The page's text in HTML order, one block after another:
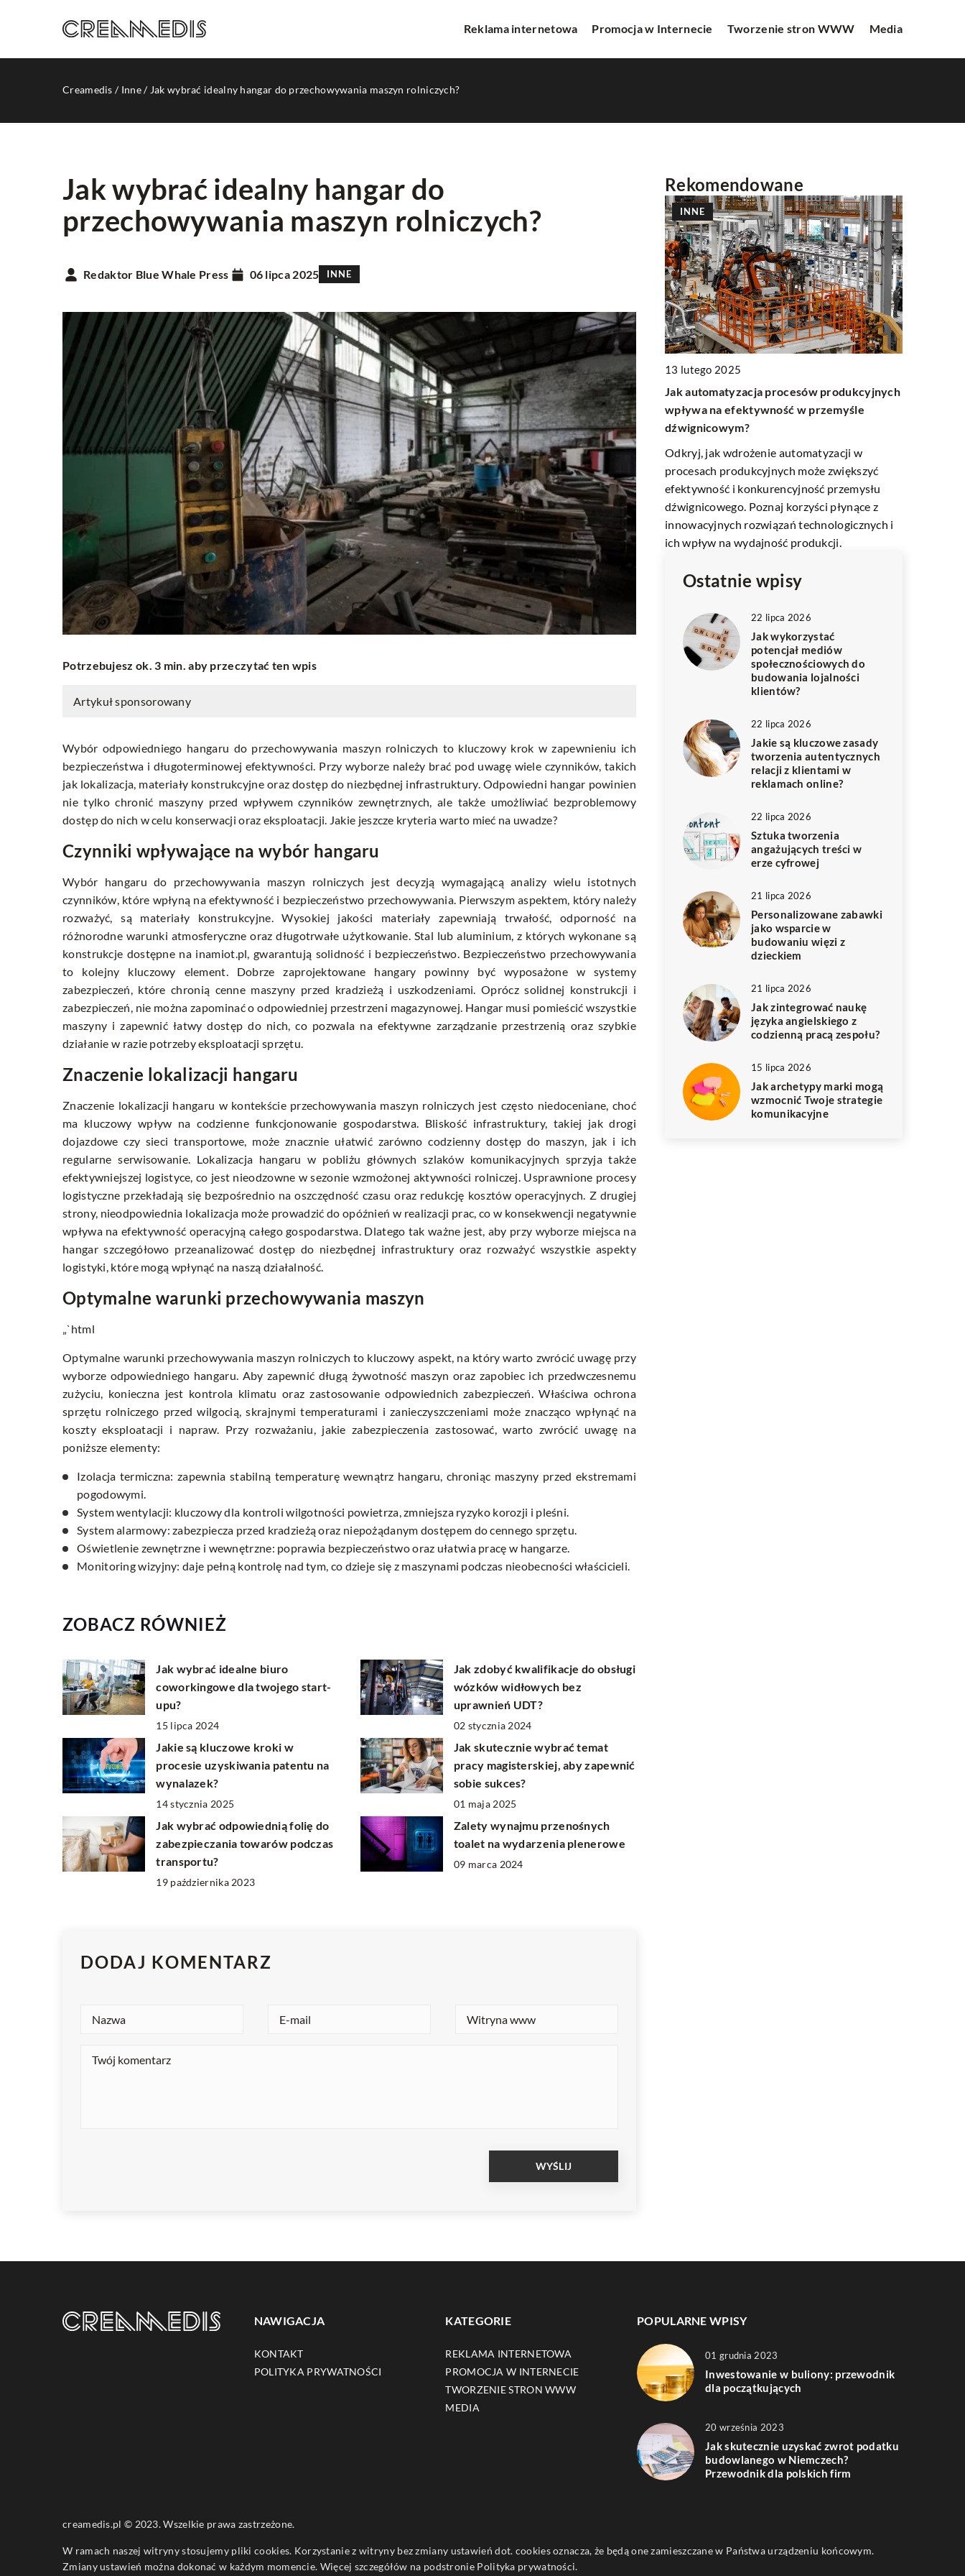
Reklama internetowa Promocja w Internecie Tworzenie stron WWW Media
Creamedis / Inne/ Jak wybrać idealny hangar do przechowywania maszyn rolniczych?
Jak wybrać idealny hangar do
przechowywania maszyn rolniczych?
Redaktor Blue Whale Press 06 lipca 2025 INNE
Potrzebujesz ok. 3 min. aby przeczytać ten wpis
Artykuł sponsorowany
Wybór odpowiedniego hangaru do przechowywania maszyn rolniczych to kluczowy krok w zapewnieniu ich
bezpieczeństwa i długoterminowej efektywności. Przy wyborze należy brać pod uwagę wiele czynników, takich
jak lokalizacja, materiały konstrukcyjne oraz dostęp do niezbędnej infrastruktury. Odpowiedni hangar powinien
nie tylko chronić maszyny przed wpływem czynników zewnętrznych, ale także umożliwiać bezproblemowy
dostęp do nich w celu konserwacji oraz eksploatacji. Jakie jeszcze kryteria warto mieć na uwadze?
Czynniki wpływające na wybór hangaru
Wybór hangaru do przechowywania maszyn rolniczych jest decyzją wymagającą analizy wielu istotnych
czynników, które wpłyną na efektywność i bezpieczeństwo przechowywania. Pierwszym aspektem, który należy
rozważyć, są materiały konstrukcyjne. Wysokiej jakości materiały zapewniają trwałość, odporność na
różnorodne warunki atmosferyczne oraz długotrwałe użytkowanie. Stal lub aluminium, z których wykonane są
konstrukcje dostępne na inamiot.pl, gwarantują solidność i bezpieczeństwo. Bezpieczeństwo przechowywania
to kolejny kluczowy element. Dobrze zaprojektowane hangary powinny być wyposażone w systemy
zabezpieczeń, które chronią cenne maszyny przed kradzieżą i uszkodzeniami. Oprócz solidnej konstrukcji i
zabezpieczeń, nie można zapominać o odpowiedniej przestrzeni magazynowej. Hangar musi pomieścić wszystkie
maszyny i zapewnić łatwy dostęp do nich, co pozwala na efektywne zarządzanie przestrzenią oraz szybkie
działanie w razie potrzeby eksploatacji sprzętu.
Znaczenie lokalizacji hangaru
Znaczenie lokalizacji hangaru w kontekście przechowywania maszyn rolniczych jest często niedoceniane, choć
ma kluczowy wpływ na codzienne funkcjonowanie gospodarstwa. Bliskość infrastruktury, takiej jak drogi
dojazdowe czy sieci transportowe, może znacznie ułatwić zarówno codzienny dostęp do maszyn, jak i ich
regularne serwisowanie. Lokalizacja hangaru w pobliżu głównych szlaków komunikacyjnych sprzyja także
efektywniejszej logistyce, co jest nieodzowne w sezonie wzmożonej aktywności rolniczej. Usprawnione procesy
logistyczne przekładają się bezpośrednio na oszczędność czasu oraz redukcję kosztów operacyjnych. Z drugiej
strony, nieodpowiednia lokalizacja może prowadzić do opóźnień w realizacji prac, co w konsekwencji negatywnie
wpływa na efektywność operacyjną całego gospodarstwa. Dlatego tak ważne jest, aby przy wyborze miejsca na
hangar szczegółowo przeanalizować dostęp do niezbędnej infrastruktury oraz rozważyć wszystkie aspekty
logistyki, które mogą wpłynąć na naszą działalność.
Optymalne warunki przechowywania maszyn
„`html
Optymalne warunki przechowywania maszyn rolniczych to kluczowy aspekt, na który warto zwrócić uwagę przy
wyborze odpowiedniego hangaru. Aby zapewnić długą żywotność maszyn oraz zapobiec ich przedwczesnemu
zużyciu, konieczna jest kontrola klimatu oraz zastosowanie odpowiednich zabezpieczeń. Właściwa ochrona
sprzętu rolniczego przed wilgocią, skrajnymi temperaturami i zanieczyszczeniami może znacząco wpłynąć na
koszty eksploatacji i napraw. Przy rozważaniu, jakie zabezpieczenia zastosować, warto zwrócić uwagę na
poniższe elementy:
Izolacja termiczna: zapewnia stabilną temperaturę wewnątrz hangaru, chroniąc maszyny przed ekstremami
pogodowymi.
System wentylacji: kluczowy dla kontroli wilgotności powietrza, zmniejsza ryzyko korozji i pleśni.
System alarmowy: zabezpiecza przed kradzieżą oraz niepożądanym dostępem do cennego sprzętu.
Oświetlenie zewnętrzne i wewnętrzne: poprawia bezpieczeństwo oraz ułatwia pracę w hangarze.
Monitoring wizyjny: daje pełną kontrolę nad tym, co dzieje się z maszynami podczas nieobecności właścicieli.
ZOBACZ RÓWNIEŻ
Jak wybrać idealne biuro
coworkingowe dla twojego start-
upu?
15 lipca 2024
Jak zdobyć kwalifikacje do obsługi
wózków widłowych bez
uprawnień UDT?
02 stycznia 2024
Jakie są kluczowe kroki w
procesie uzyskiwania patentu na
wynalazek?
14 stycznia 2025
Jak skutecznie wybrać temat
pracy magisterskiej, aby zapewnić
sobie sukces?
01 maja 2025
Jak wybrać odpowiednią folię do
zabezpieczania towarów podczas
transportu?
19 października 2023
Zalety wynajmu przenośnych
toalet na wydarzenia plenerowe
09 marca 2024
DODAJ KOMENTARZ
Rekomendowane
15 lutego 2026
Jakie innowacje zmieniają przyszłość branży
transportu i logistyki?
Odkryj, jak najnowsze technologie wpływają
na rozwój sektora transportu i logistyki.
Poznaj kluczowe innowacje, które
zrewolucjonizują sposób dostarczania
towarów i zarządzania łańcuchem dostaw.
INNE
01 sierpnia 2024
Ochrona i prowadzenie instalacji
elektrycznych – przegląd najlepszych
praktyk
Poznaj najlepsze praktyki w zakresie ochrony i
zarządzania instalacjami elektrycznymi.
Odkryj, jak zwiększyć efektywność i
bezpieczeństwo swojej instalacji.
INNE
13 lutego 2025
Jak automatyzacja procesów produkcyjnych
wpływa na efektywność w przemyśle
dźwignicowym?
Odkryj, jak wdrożenie automatyzacji w
procesach produkcyjnych może zwiększyć
efektywność i konkurencyjność przemysłu
dźwignicowego. Poznaj korzyści płynące z
innowacyjnych rozwiązań technologicznych i
ich wpływ na wydajność produkcji.
Ostatnie wpisy
22 lipca 2026
Jak wykorzystać
potencjał mediów
społecznościowych do
budowania lojalności
klientów?
22 lipca 2026
Jakie są kluczowe zasady
tworzenia autentycznych
relacji z klientami w
reklamach online?
22 lipca 2026
Sztuka tworzenia
angażujących treści w
erze cyfrowej
21 lipca 2026
Personalizowane zabawki
jako wsparcie w
budowaniu więzi z
dzieckiem
21 lipca 2026
Jak zintegrować naukę
języka angielskiego z
codzienną pracą zespołu?
15 lipca 2026
Jak archetypy marki mogą
wzmocnić Twoje strategie
komunikacyjne
NAWIGACJA
KONTAKT
POLITYKA PRYWATNOŚCI
KATEGORIE
REKLAMA INTERNETOWA
PROMOCJA W INTERNECIE
TWORZENIE STRON WWW
MEDIA
POPULARNE WPISY
01 grudnia 2023
Inwestowanie w buliony: przewodnik
dla początkujących
20 września 2023
Jak skutecznie uzyskać zwrot podatku
budowlanego w Niemczech?
Przewodnik dla polskich firm
creamedis.pl © 2023. Wszelkie prawa zastrzeżone.
W ramach naszej witryny stosujemy pliki cookies. Korzystanie z witryny bez zmiany ustawień dot. cookies oznacza, że będą one zamieszczane w Państwa urządzeniu końcowym.
Zmiany ustawień można dokonać w każdym momencie. Więcej szczegółów na podstronie Polityka prywatności.